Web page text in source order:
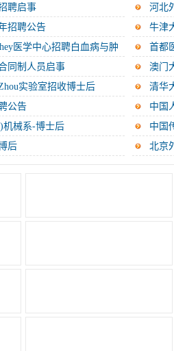
聘启事
河北
招聘公告
牛津
医学中心招聘白血病与肿
首都
同制人员启事
澳门
验...
实验室招收博士后
清华
公告
中国
机械系-博士后
中国
后
北京